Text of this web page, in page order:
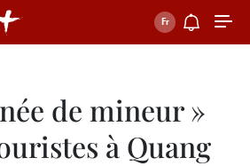
de mineur »
à Quang